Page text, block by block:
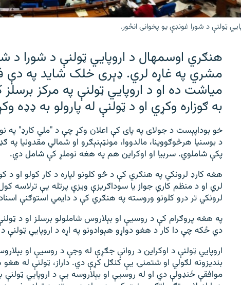
ټولنې د شورا غونډې یو پخوانی انځور.
هنګري اوسمهال د اروپايي ټولنې د شورا د
مشري په غاړه لري. ډېری خلک شاید په
میاشت ده او د اروپايي ټولنې په مرکز
به ګوزاره وکړي او د ټولنې له پارولو به ډډه
خو بوداپېست د جولای په پای کې اعلان وکړ چې د "ملي کارډ" په
د بوسنیا هرڅوګووینا، مالدووا، مونټېنېګرو او شمالي مقدونیا
پکې شاملوي. سربیا او اوکراین هم په هغه نوملړ کې شامل دي.
هغه کارډ لرونکي په هنګري کې د څو کلونو لپاره د کار کولو او د
لري او د منظم کاري جواز یا سوداګریزې ویزې پرتله یې ترلاسه
لرونکي تر درو کلونو وروسته په هنګري کې د دایمي استوګنې
په هغه پروګرام کې د روسیې او بېلاروس شاملولو برسلز او د
دي ځکه چې دا کار د هغو دواړو هېوادونو په اړه د اروپايي ټولنې
بندیزونه لګولي او شتمنۍ یې کنګل کړې دي. داراز، ټولنې له هغو
موافقې ځنډولې دي او له روسیې او بېلاروسه یې د اروپايي